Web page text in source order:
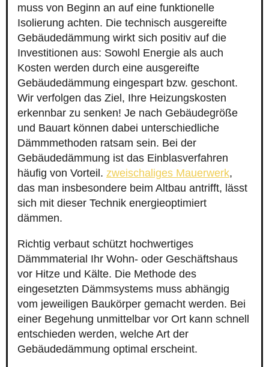
muss von Beginn an auf eine funktionelle
Isolierung achten. Die technisch ausgereifte
Gebäudedämmung wirkt sich positiv auf die
Investitionen aus: Sowohl Energie als auch
Kosten werden durch eine ausgereifte
Gebäudedämmung eingespart bzw. geschont.
Wir verfolgen das Ziel, Ihre Heizungskosten
erkennbar zu senken! Je nach Gebäudegröße
und Bauart können dabei unterschiedliche
Dämmmethoden ratsam sein. Bei der
Gebäudedämmung ist das Einblasverfahren
häufig von Vorteil. zweischaliges Mauerwerk,
das man insbesondere beim Altbau antrifft, lässt
sich mit dieser Technik energieoptimiert
dämmen.
Richtig verbaut schützt hochwertiges
Dämmmaterial Ihr Wohn- oder Geschäftshaus
vor Hitze und Kälte. Die Methode des
eingesetzten Dämmsystems muss abhängig
vom jeweiligen Baukörper gemacht werden. Bei
einer Begehung unmittelbar vor Ort kann schnell
entschieden werden, welche Art der
Gebäudedämmung optimal erscheint.